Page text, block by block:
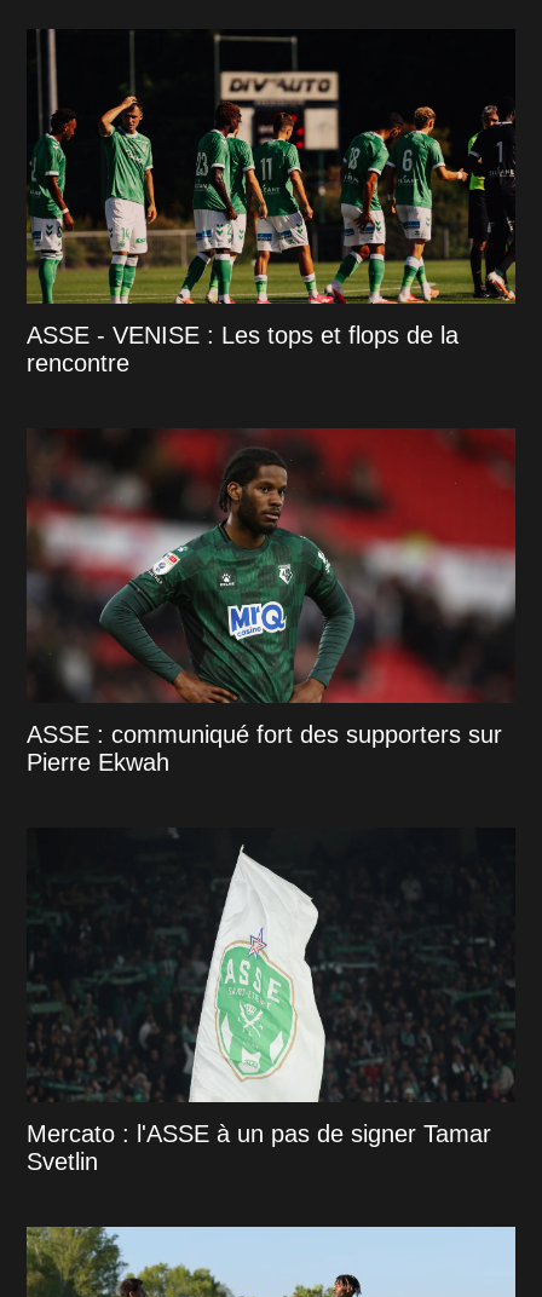
ASSE - VENISE : Les tops et flops de la
rencontre
ASSE : communiqué fort des supporters sur
Pierre Ekwah
Mercato : l'ASSE à un pas de signer Tamar
Svetlin